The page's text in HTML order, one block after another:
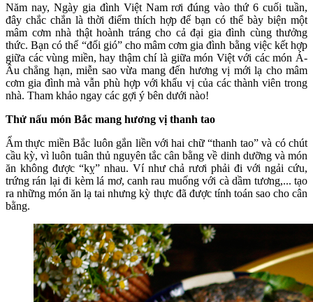
Năm nay, Ngày gia đình Việt Nam rơi đúng vào thứ 6 cuối tuần,
đây chắc chắn là thời điểm thích hợp để bạn có thể bày biện một
mâm cơm nhà thật hoành tráng cho cả đại gia đình cùng thưởng
thức. Bạn có thể “đổi gió” cho mâm cơm gia đình bằng việc kết hợp
giữa các vùng miền, hay thậm chí là giữa món Việt với các món Á-
Âu chẳng hạn, miễn sao vừa mang đến hương vị mới lạ cho mâm
cơm gia đình mà vẫn phù hợp với khẩu vị của các thành viên trong
nhà. Tham khảo ngay các gợi ý bên dưới nào!
Thử nấu món Bắc mang hương vị thanh tao
Ẩm thực miền Bắc luôn gắn liền với hai chữ “thanh tao” và có chút
cầu kỳ, vì luôn tuân thủ nguyên tắc cân bằng về dinh dưỡng và món
ăn không được “kỵ” nhau. Ví như chả rươi phải đi với ngải cứu,
trứng rán lại đi kèm lá mơ, canh rau muống với cà dầm tương,... tạo
ra những món ăn lạ tai nhưng kỳ thực đã được tính toán sao cho cân
bằng.